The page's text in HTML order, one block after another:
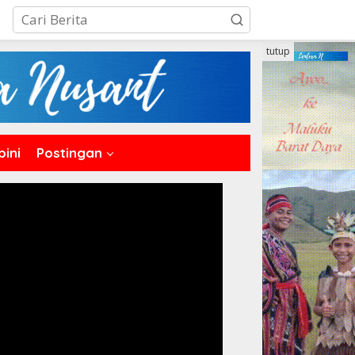
Postingan
tutup